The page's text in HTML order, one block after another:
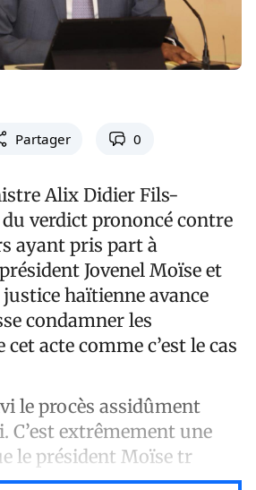
Partager 0
Alix Didier Fils-
verdict prononcé contre
ayant pris part à
Jovenel Moïse et
haïtienne avance
condamner les
cet acte comme c’est le cas
le procès assidûment
C’est extrêmement une
le président Moïse tr